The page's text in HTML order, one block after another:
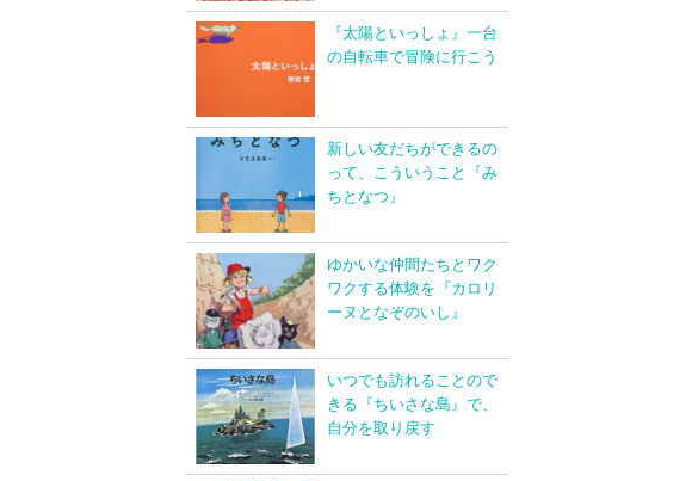
『太陽といっしょ』一台
の自転車で冒険に行こう
新しい友だちができるの
って、こういうこと『み
ちとなつ』
ゆかいな仲間たちとワク
ワクする体験を『カロリ
ーヌとなぞのいし』
いつでも訪れることので
きる『ちいさな島』で、
自分を取り戻す